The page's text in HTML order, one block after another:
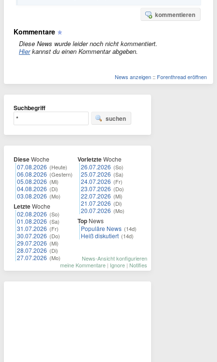
kommentieren
Kommentare
Diese News wurde leider noch nicht kommentiert.
Hierkannst du einen Kommentar abgeben.
News anzeigen :: Forenthread eröffnen
Suchbegriff
suchen
DieseWoche
07.08.2026 (Heute)
06.08.2026 (Gestern)
05.08.2026 (Mi)
04.08.2026 (Di)
03.08.2026 (Mo)
LetzteWoche
02.08.2026 (So)
01.08.2026 (Sa)
31.07.2026 (Fr)
30.07.2026 (Do)
29.07.2026 (Mi)
28.07.2026 (Di)
27.07.2026 (Mo)
VorletzteWoche
26.07.2026 (So)
25.07.2026 (Sa)
24.07.2026 (Fr)
23.07.2026 (Do)
22.07.2026 (Mi)
21.07.2026 (Di)
20.07.2026 (Mo)
Top News
Populäre News (14d)
Heiß diskutiert (14d)
News-Ansicht konfigurieren
meine Kommentare | Ignore | Notifies